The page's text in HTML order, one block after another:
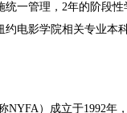
一管理，2年的阶段
电影学院相关专业本
NYFA）成立于1992年